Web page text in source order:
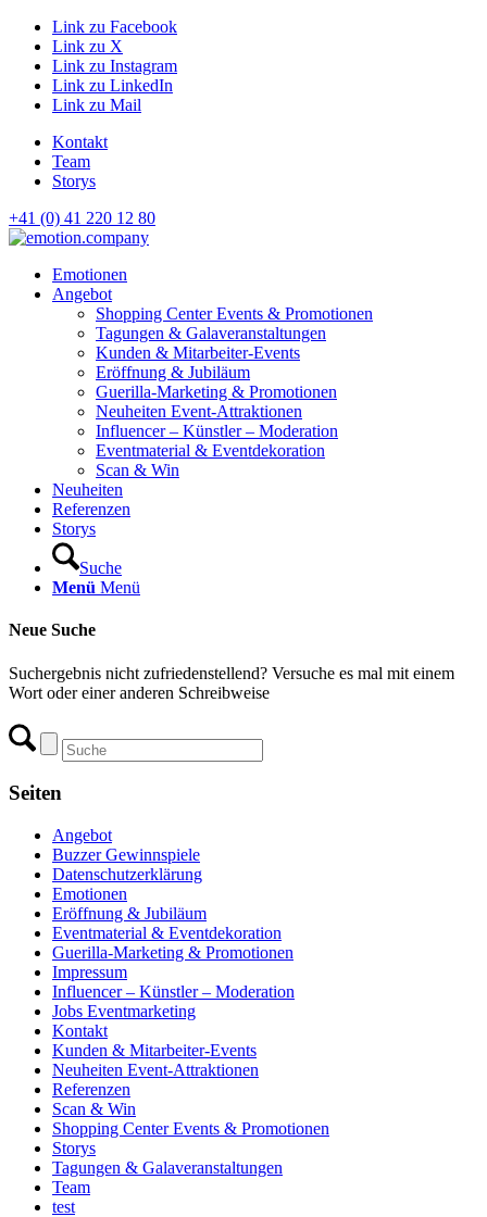
Link zu Facebook
Link zu X
Link zu Instagram
Link zu LinkedIn
Link zu Mail
Kontakt
Team
Storys
+41 (0) 41 220 12 80
Hauptnavigation
Emotionen
Angebot
Shopping Center Events & Promotionen
Tagungen & Galaveranstaltungen
Kunden & Mitarbeiter-Events
Eröffnung & Jubiläum
Guerilla-Marketing & Promotionen
Neuheiten Event-Attraktionen
Influencer – Künstler – Moderation
Eventmaterial & Eventdekoration
Scan & Win
Neuheiten
Referenzen
Storys
Suche
Menü Menü
Neue Suche
Suchergebnis nicht zufriedenstellend? Versuche es mal mit einem
Wort oder einer anderen Schreibweise
Seiten
Angebot
Buzzer Gewinnspiele
Datenschutzerklärung
Emotionen
Eröffnung & Jubiläum
Eventmaterial & Eventdekoration
Guerilla-Marketing & Promotionen
Impressum
Influencer – Künstler – Moderation
Jobs Eventmarketing
Kontakt
Kunden & Mitarbeiter-Events
Neuheiten Event-Attraktionen
Referenzen
Scan & Win
Shopping Center Events & Promotionen
Storys
Tagungen & Galaveranstaltungen
Team
test